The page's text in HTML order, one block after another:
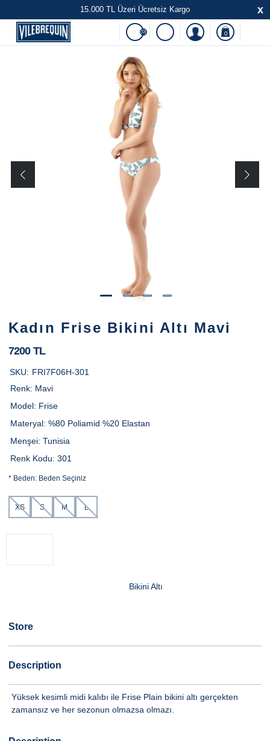
15.000 TL Üzeri Ücretsiz Kargo x
(0) 0
Kadın Frise Bikini Altı Mavi
7200 TL
SKU: FRI7F06H-301
Renk: Mavi
Model: Frise
Materyal: %80 Poliamid %20 Elastan
Menşei: Tunisia
Renk Kodu: 301
* Beden: Beden Seçiniz
XS S M L
Bikini Altı
Store
Description
Yüksek kesimli midi kalıbı ile Frise Plain bikini altı gerçekten
zamansız ve her sezonun olmazsa olmazı.